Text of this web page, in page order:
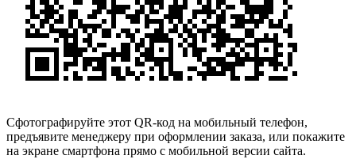
Сфотографируйте этот QR-код на мобильный телефон,
предъявите менеджеру при оформлении заказа, или покажите
на экране смартфона прямо с мобильной версии сайта.